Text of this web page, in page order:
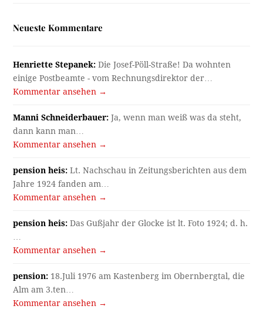
Neueste Kommentare
Henriette Stepanek: Die Josef-Pöll-Straße! Da wohnten
einige Postbeamte - vom Rechnungsdirektor der…
Kommentar ansehen →
Manni Schneiderbauer: Ja, wenn man weiß was da steht,
dann kann man…
Kommentar ansehen →
pension heis: Lt. Nachschau in Zeitungsberichten aus dem
Jahre 1924 fanden am…
Kommentar ansehen →
pension heis: Das Gußjahr der Glocke ist lt. Foto 1924; d. h.
…
Kommentar ansehen →
pension: 18.Juli 1976 am Kastenberg im Obernbergtal, die
Alm am 3.ten…
Kommentar ansehen →